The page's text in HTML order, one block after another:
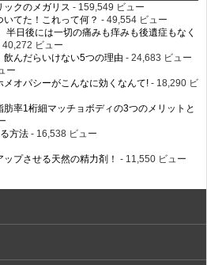
ックのメガリス - 159,549 ビュー
いてた！これって何？ - 49,554 ビュー
半日後には一切の痛みも痒みも後遺症もなく
40,272 ビュー
んだらいけない5つの理由 - 24,683 ビュー
ー
メオパシーがこんなに効くなんて! - 18,290 ビ
率1桁細マッチョボディの3つのメリットと
方法 - 16,538 ビュー
プさせる天然の精力剤！ - 11,550 ビュー